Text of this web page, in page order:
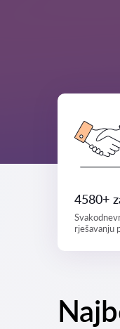
4580+
rješavanju